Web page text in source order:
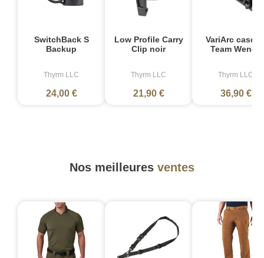
SwitchBack S
Backup
Thyrm LLC
24,00 €
Low Profile Carry
Clip noir
Thyrm LLC
21,90 €
VariArc
Team Wendy
Thyrm LLC
36,90 €
Nos meilleures ventes